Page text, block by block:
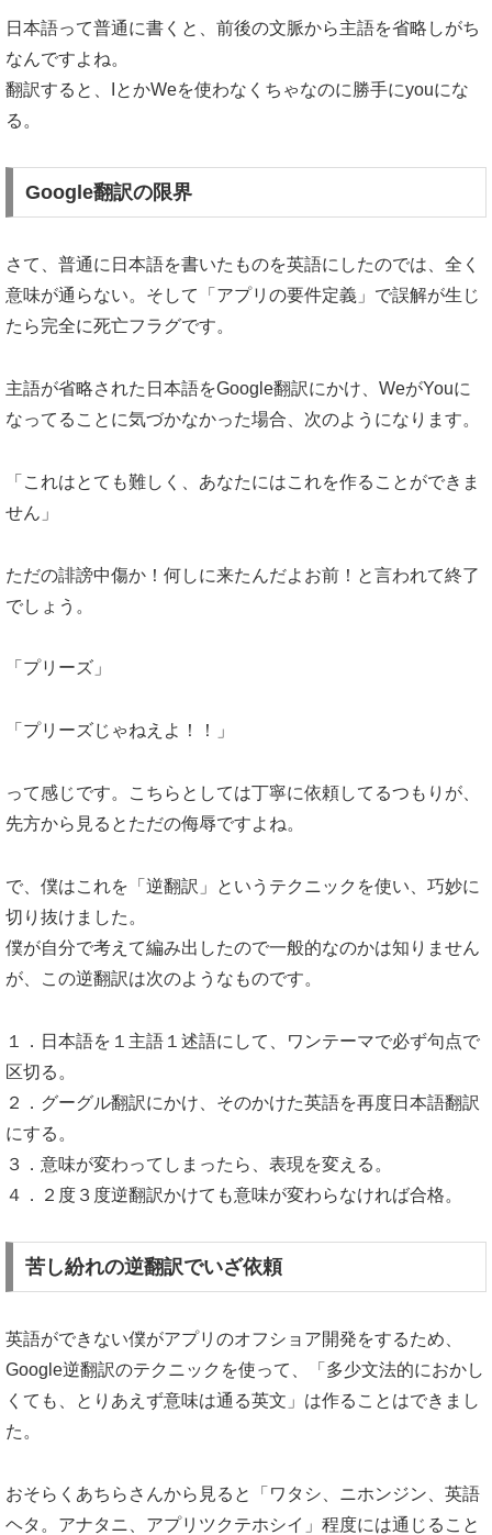
日本語って普通に書くと、前後の文脈から主語を省略しがち
なんですよね。
翻訳すると、IとかWeを使わなくちゃなのに勝手にyouにな
る。
Google翻訳の限界
さて、普通に日本語を書いたものを英語にしたのでは、全く
意味が通らない。そして「アプリの要件定義」で誤解が生じ
たら完全に死亡フラグです。
主語が省略された日本語をGoogle翻訳にかけ、WeがYouに
なってることに気づかなかった場合、次のようになります。
「これはとても難しく、あなたにはこれを作ることができま
せん」
ただの誹謗中傷か！何しに来たんだよお前！と言われて終了
でしょう。
「プリーズ」
「プリーズじゃねえよ！！」
って感じです。こちらとしては丁寧に依頼してるつもりが、
先方から見るとただの侮辱ですよね。
で、僕はこれを「逆翻訳」というテクニックを使い、巧妙に
切り抜けました。
僕が自分で考えて編み出したので一般的なのかは知りません
が、この逆翻訳は次のようなものです。
１．日本語を１主語１述語にして、ワンテーマで必ず句点で
区切る。
２．グーグル翻訳にかけ、そのかけた英語を再度日本語翻訳
にする。
３．意味が変わってしまったら、表現を変える。
４．２度３度逆翻訳かけても意味が変わらなければ合格。
苦し紛れの逆翻訳でいざ依頼
英語ができない僕がアプリのオフショア開発をするため、
Google逆翻訳のテクニックを使って、「多少文法的におかし
くても、とりあえず意味は通る英文」は作ることはできまし
た。
おそらくあちらさんから見ると「ワタシ、ニホンジン、英語
ヘタ。アナタニ、アプリツクテホシイ」程度には通じること